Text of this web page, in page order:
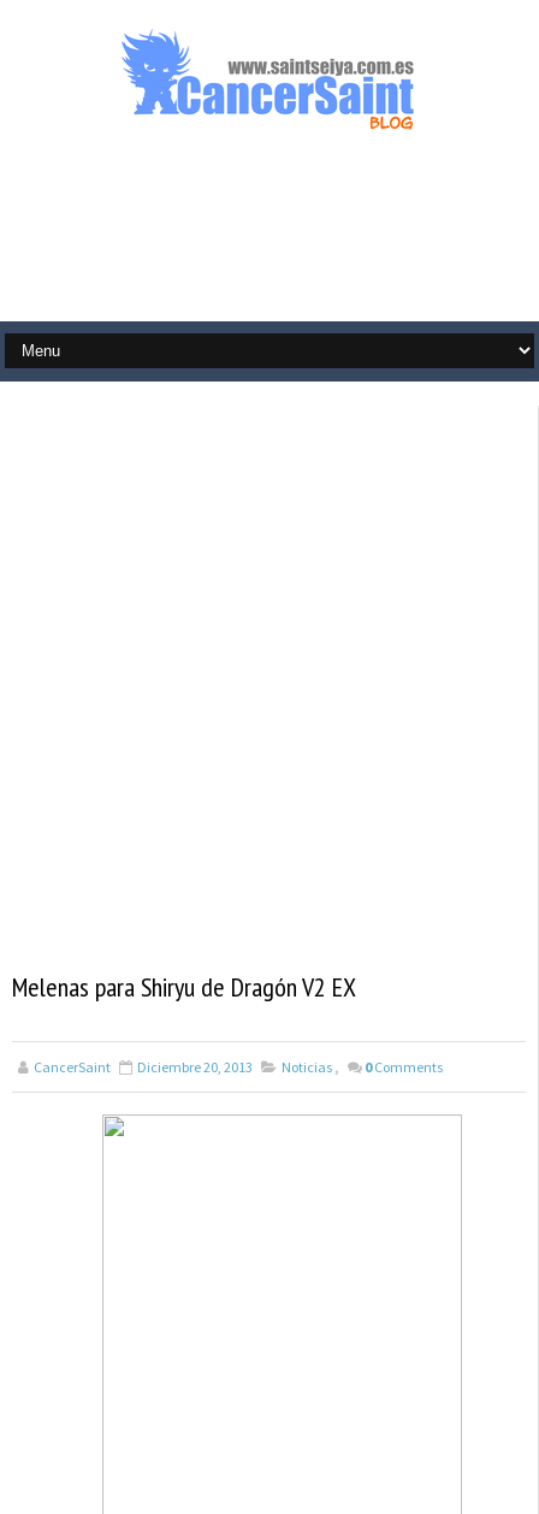
Melenas para Shiryu de Dragón V2 EX
CancerSaint Diciembre 20, 2013 Noticias , 0 Comments